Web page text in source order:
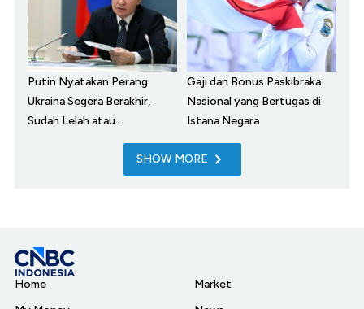
Putin Nyatakan Perang
Ukraina Segera Berakhir,
Sudah Lelah atau...
Gaji dan Bonus Paskibraka
Nasional yang Bertugas di
Istana Negara
SHOW MORE
Home
Market